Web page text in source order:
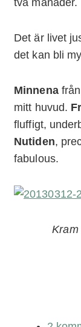
Det är livet
det kan bli
Minnenafrån
mitt huvud.
fluffigt,
Nutiden,
fabulous.
Kram